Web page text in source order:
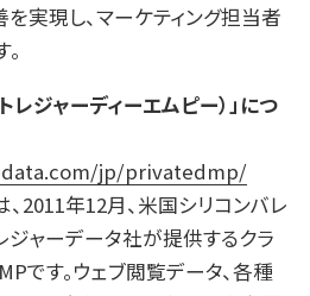
実現し、マーケティング担当者
ジャーディーエムピー）」につ
jp/privatedmp/
、2011年12月、米国シリコンバレ
ャーデータ社が提供するクラ
です。ウェブ閲覧データ、各種